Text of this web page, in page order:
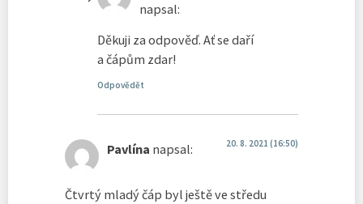
napsal:
Děkuji za odpověď. Ať se daří
a čápům zdar!
Odpovědět
Pavlína napsal: 20. 8. 2021 (16:50)
Čtvrtý mladý čáp byl ještě ve středu